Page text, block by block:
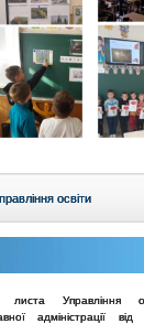
освіти
листа Управління
адміністрації